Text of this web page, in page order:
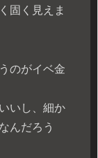
固く見えま
のがイベ金
いし、細か
んだろう